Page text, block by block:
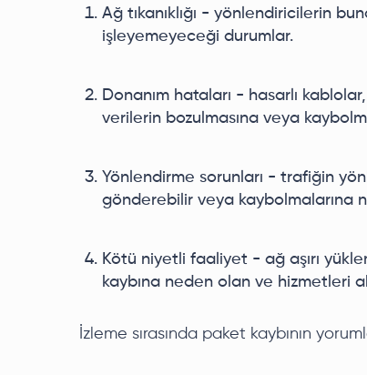
Ağ tıkanıklığı - yönlendiricilerin
işleyemeyeceği durumlar.
Donanım hataları - hasarlı
verilerin bozulmasına veya
Yönlendirme sorunları - trafiğin
gönderebilir veya kaybolmalarına
Kötü niyetli faaliyet - ağ aşırı
kaybına neden olan ve hizmetleri
İzleme sırasında paket kaybının